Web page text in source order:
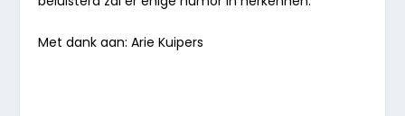
Met dank aan: Arie Kuipers